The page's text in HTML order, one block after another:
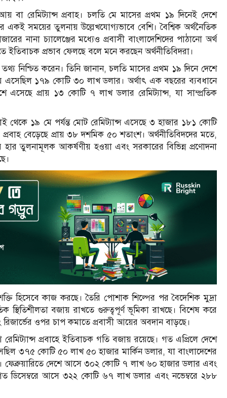
রেমিট্যান্স প্রবাহ। চলতি মে মাসের প্রথম ১৯ দিনেই দেশে
সময়ের তুলনায় উল্লেখযোগ্যভাবে বেশি। বৈশ্বিক অর্থনৈতিক
নানা চ্যালেঞ্জের মধ্যেও প্রবাসী বাংলাদেশিদের পাঠানো অর্থ
ইতিবাচক প্রভাব ফেলছে বলে মনে করছেন অর্থনীতিবিদরা।
নিশ্চিত করেন। তিনি জানান, চলতি মাসের প্রথম ১৯ দিনে দেশে
১৭৯ কোটি ৩০ লাখ ডলার। অর্থাৎ এক বছরের ব্যবধানে
এসেছে প্রায় ১৩ কোটি ৭ লাখ ডলার রেমিট্যান্স, যা সাম্প্রতিক
১৯ মে পর্যন্ত মোট রেমিট্যান্স এসেছে ৩ হাজার ১৮১ কোটি
বেড়েছে প্রায় ৩৮ দশমিক ৫০ শতাংশ। অর্থনীতিবিদদের মতে,
হার তুলনামূলক আকর্ষণীয় হওয়া এবং সরকারের বিভিন্ন প্রণোদনা
হিসেবে কাজ করছে। তৈরি পোশাক শিল্পের পর বৈদেশিক মুদ্রা
স্থিতিশীলতা বজায় রাখতে গুরুত্বপূর্ণ ভূমিকা রাখছে। বিশেষ করে
ওপর চাপ কমাতে প্রবাসী আয়ের অবদান বাড়ছে।
প্রবাহে ইতিবাচক গতি বজায় রয়েছে। গত এপ্রিলে দেশে
৩৭৫ কোটি ৫০ লাখ ৫০ হাজার মার্কিন ডলার, যা বাংলাদেশের
ফেব্রুয়ারিতে দেশে আসে ৩০২ কোটি ৭ লাখ ৬০ হাজার ডলার এবং
ডিসেম্বরে আসে ৩২২ কোটি ৬৭ লাখ ডলার এবং নভেম্বরে ২৮৮